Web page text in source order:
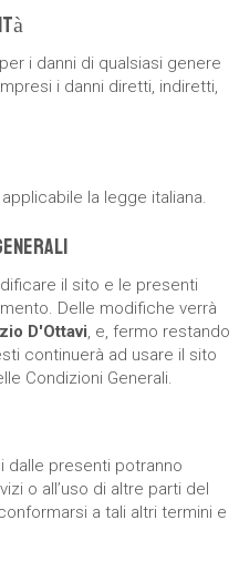
i danni di qualsiasi genere
i danni diretti, indiretti,
la legge italiana.
il sito e le presenti
Delle modifiche verrà
D'Ottavi, e, fermo restando
continuerà ad usare il sito
Condizioni Generali.
dalle presenti potranno
o all’uso di altre parti del
a tali altri termini e